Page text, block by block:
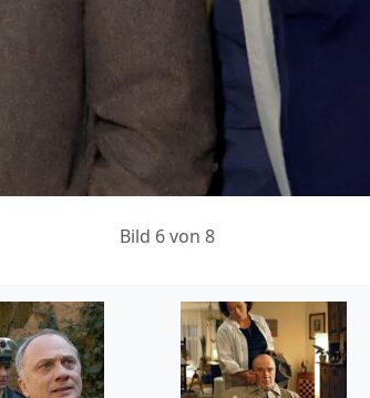
Bild 6 von 8